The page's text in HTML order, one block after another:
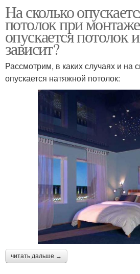
На сколько
потолок при
опускается потолок
зависит?
Рассмотрим, в каких случаях и на
опускается натяжной потолок:
читать дальше →